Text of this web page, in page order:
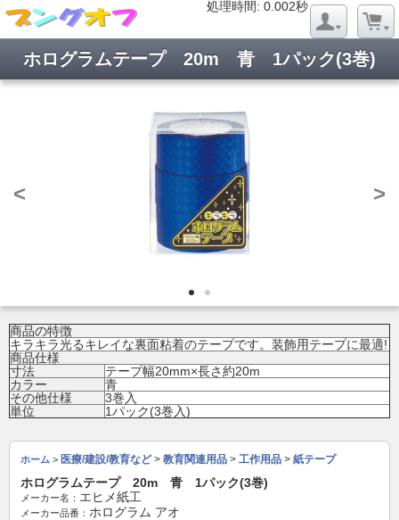
処理時間: 0.002秒
ホログラムテープ 20m 青 1パック(3巻)
< >
商品の特徴
キラキラ光るキレイな裏面粘着のテープです。装飾用テープに最適!
商品仕様
寸法
テープ幅20mm×長さ約20m
カラー
青
その他仕様
3巻入
単位
1パック(3巻入)
ホーム > 医療/建設/教育など> 教育関連用品 > 工作用品 > 紙テープ
ホログラムテープ 20m 青 1パック(3巻)
メーカー名： エヒメ紙工
メーカー品番： ホログラム アオ
処理時間: 0.019秒